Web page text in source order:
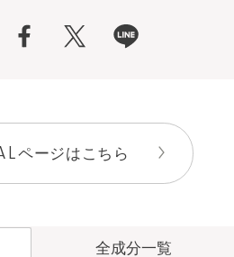
ページはこちら
全成分一覧